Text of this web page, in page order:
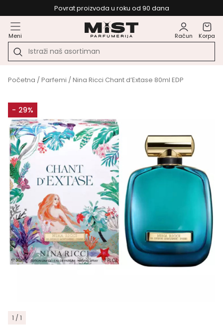
Povrat proizvoda u roku od 90 dana
Meni Račun Korpa
Početna /Parfemi / Nina Ricci Chant d’Extase 80ml EDP
- 29%
1 / 1